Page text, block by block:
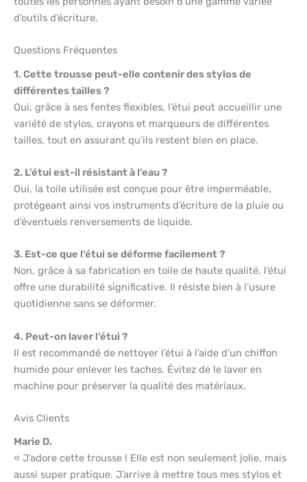
d’outils d’écriture.
Questions Fréquentes
1. Cette trousse peut-elle contenir des stylos de
différentes tailles ?
Oui, grâce à ses fentes flexibles, l’étui peut accueillir une
variété de stylos, crayons et marqueurs de différentes
tailles, tout en assurant qu’ils restent bien en place.
2. L’étui est-il résistant à l’eau ?
Oui, la toile utilisée est conçue pour être imperméable,
protégeant ainsi vos instruments d’écriture de la pluie ou
d’éventuels renversements de liquide.
3. Est-ce que l’étui se déforme facilement ?
Non, grâce à sa fabrication en toile de haute qualité, l’étui
offre une durabilité significative. Il résiste bien à l’usure
quotidienne sans se déformer.
4. Peut-on laver l’étui ?
Il est recommandé de nettoyer l’étui à l’aide d’un chiffon
humide pour enlever les taches. Évitez de le laver en
machine pour préserver la qualité des matériaux.
Avis Clients
Marie D.
« J’adore cette trousse ! Elle est non seulement jolie, mais
aussi super pratique. J’arrive à mettre tous mes stylos et